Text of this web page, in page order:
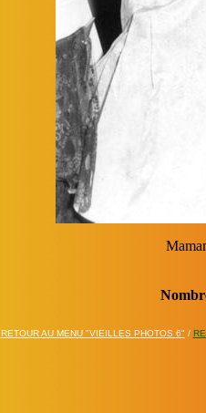
Papa et
RETOUR AU MENU "VIEILLES PHOTOS 6" /